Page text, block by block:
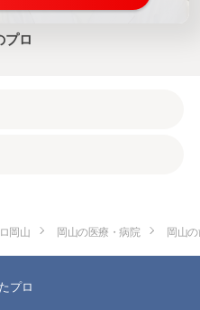
プロ
岡山 岡山の医療・病院 岡山
プロ